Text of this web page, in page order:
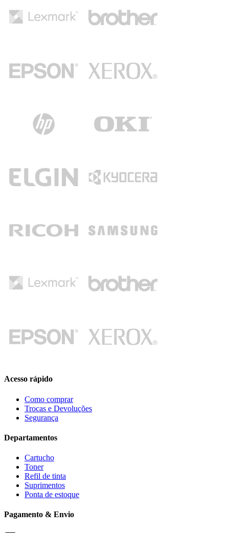
Acesso rápido
Como comprar
Trocas e Devoluções
Segurança
Departamentos
Cartucho
Toner
Refil de tinta
Suprimentos
Ponta de estoque
Pagamento & Envio